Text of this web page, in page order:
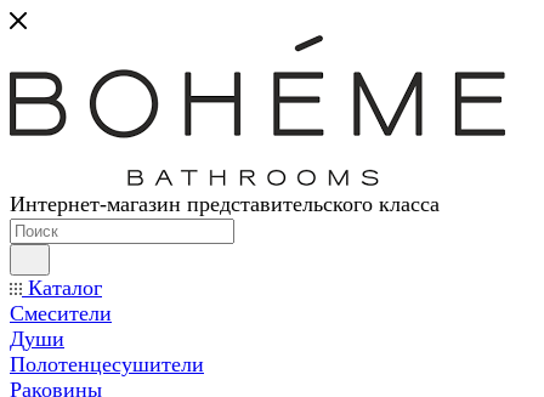
Интернет-магазин представительского класса
Каталог
Смесители
Души
Полотенцесушители
Раковины